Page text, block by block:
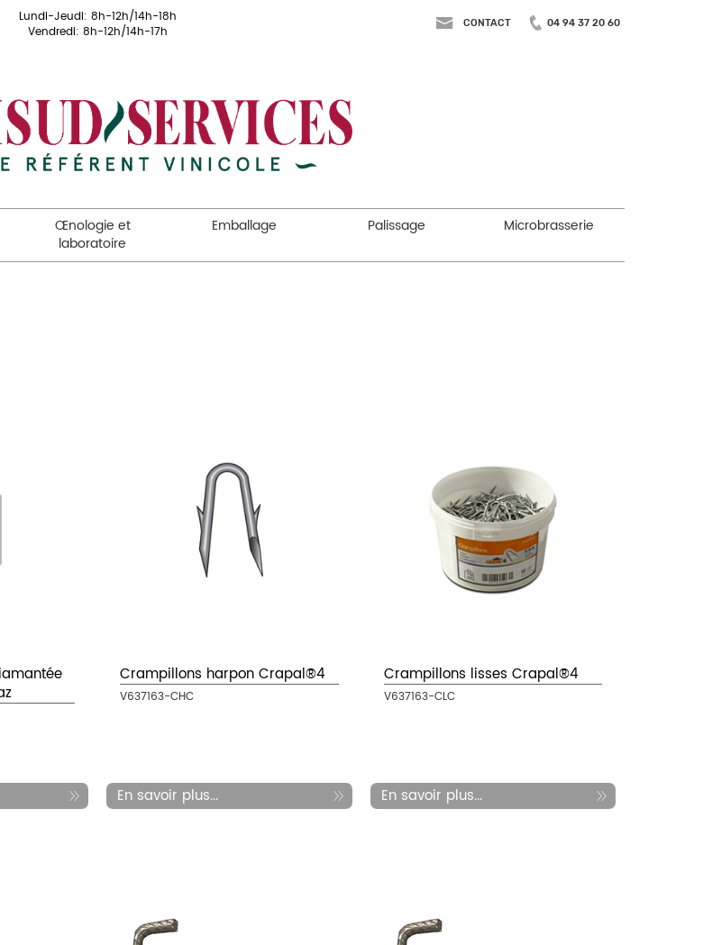
Lundi-Jeudi: 8h-12h/14h-18h
Vendredi: 8h-12h/14h-17h
04 94 37 20 60
CONTACT
Œnologie et
laboratoire
Emballage Palissage Microbrasserie
Crampillons harpon Crapal®4
V637163-CHC
En savoir plus...
Crampillons lisses Crapal®4
V637163-CLC
En savoir plus...